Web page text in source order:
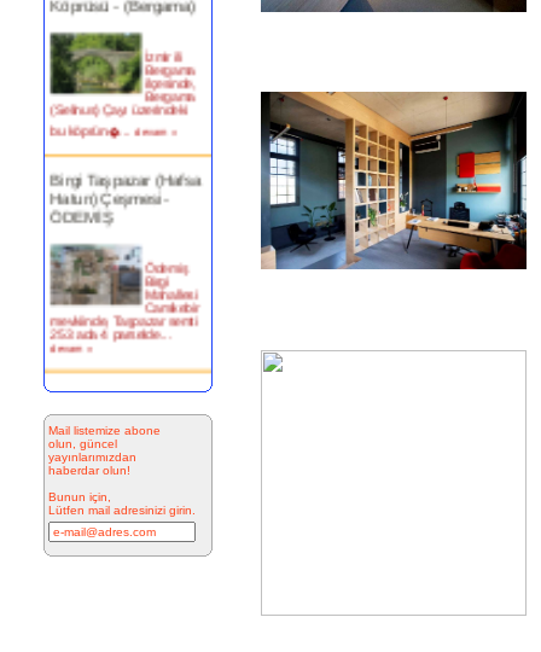
Bergama
ilçesinde,
Bergama
(Selinus) Çayı üzerindeki
bu köprün�...
devam »
Birgi Taşpazar (Hafsa
Hatun) Çeşmesi-
ÖDEMİŞ
Birgi
Mahallesi
Camikebir
mevkiinde, Taşpazar semti
253 ada 4 parselde...
devam »
Kitabesiz Çeşmeler 4-
ÇEŞME
üzerinde
yer alan
çarşı
bitiminde... devam »
Mail listemize abone
olun, güncel
yayınlarımızdan
haberdar olun!
Bunun için,
Lütfen mail adresinizi girin.